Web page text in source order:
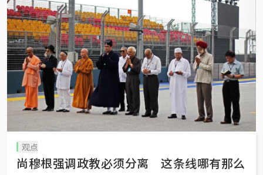
观点
尚穆根强调政教必须分离 这条线哪有那么